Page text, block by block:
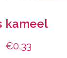
kameel
€0.33